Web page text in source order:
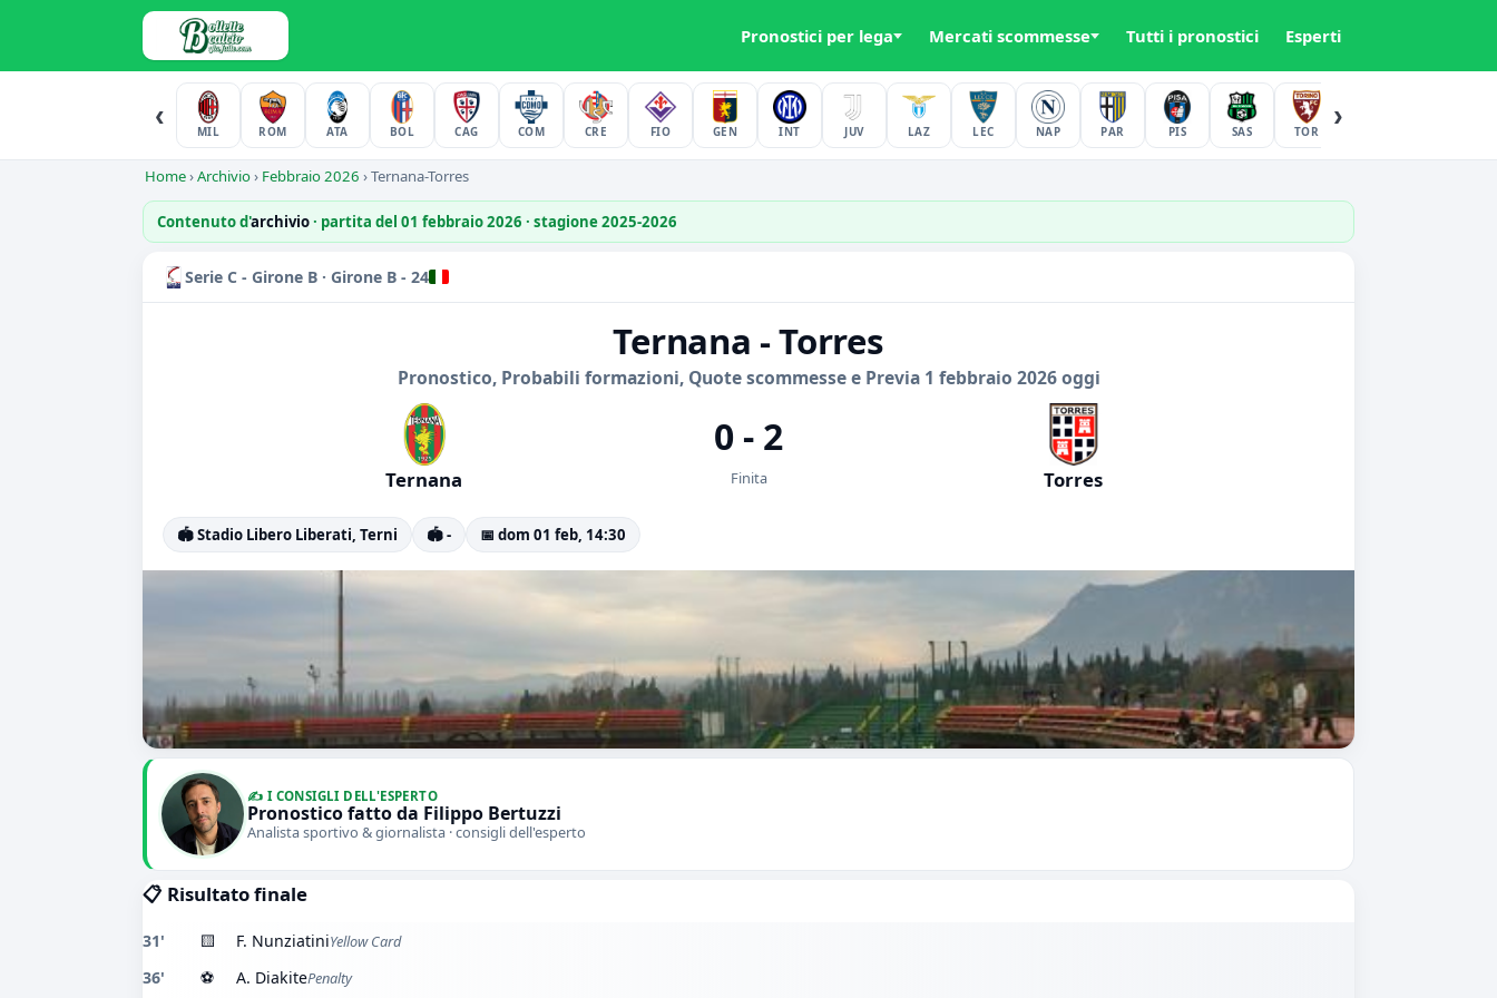
Pronostici per lega Mercati scommesse Tutti i pronostici Esperti
‹
MIL ROM ATA BOL CAG COM CRE FIO GEN INT JUV LAZ LEC NAP PAR PIS SAS TOR
›
Home›Archivio› Febbraio 2026 ›Ternana-Torres
Contenuto d'archivio· partita del 01 febbraio 2026 · stagione 2025-2026
Serie C - Girone B · Girone B - 24
Ternana - Torres
Pronostico, Probabili formazioni, Quote scommesse e Previa 1 febbraio 2026 oggi
Ternana
0 - 2
Finita Torres
🏟️ Stadio Libero Liberati, Terni 🏟️ - 📅 dom 01 feb, 14:30
✍️ I CONSIGLI DELL'ESPERTO
Pronostico fatto da Filippo Bertuzzi
Analista sportivo & giornalista · consigli dell'esperto
📋 Risultato finale
31' 🟨 F. NunziatiniYellow Card
36' ⚽ A. DiakitePenalty